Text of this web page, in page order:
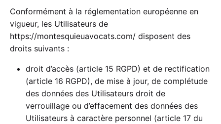
Conformément à la réglementation européenne en
vigueur, les Utilisateurs de
https://montesquieuavocats.com/ disposent des
droits suivants :
droit d’accès (article 15 RGPD) et de rectification
(article 16 RGPD), de mise à jour, de complétude
des données des Utilisateurs droit de
verrouillage ou d’effacement des données des
Utilisateurs à caractère personnel (article 17 du